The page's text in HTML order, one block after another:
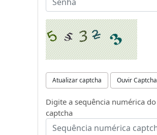
Atualizar captcha Ouvir Captcha
Digite a sequência numérica do
captcha